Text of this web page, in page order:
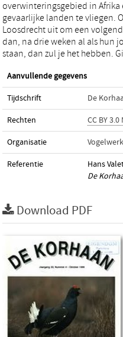
overwinteringsgebied in
gevaarlijke landen te vliegen.
Loosdrecht uit om een
dan, na drie weken al als hun
staan, dan zul je het hebben.
Aanvullende gegevens
Tijdschrift De
Rechten CC BY
Organisatie
Referentie
Hans
De
Download PDF